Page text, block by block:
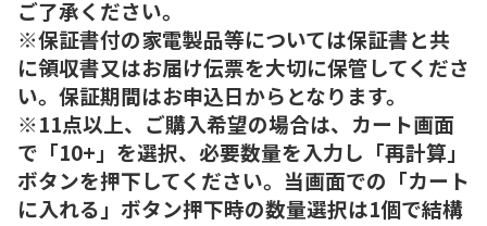
ご了承ください。
※保証書付の家電製品等については保証書と共
に領収書又はお届け伝票を大切に保管してくださ
い。保証期間はお申込日からとなります。
※11点以上、ご購入希望の場合は、カート画面
で「10+」を選択、必要数量を入力し「再計算」
ボタンを押下してください。当画面での「カート
に入れる」ボタン押下時の数量選択は1個で結構